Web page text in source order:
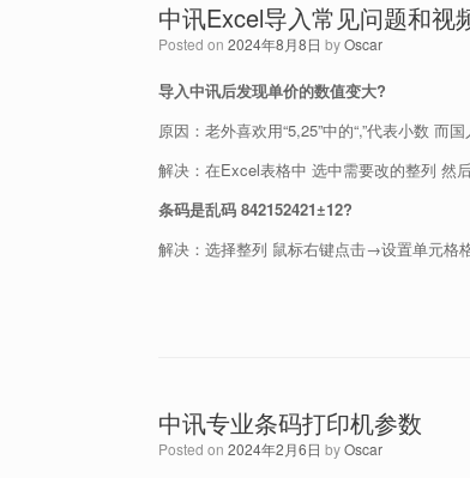
中讯Excel导入常见问题和视
Posted on 2024年8月8日 byOscar
导入中讯后发现单价的数值变大?
原因：老外喜欢用“5,25”中的“,”代表小数 而
解决：在Excel表格中 选中需要改的整列 然
条码是乱码 842152421±12?
解决：选择整列 鼠标右键点击→设置单元
中讯专业条码打印机参数
Posted on 2024年2月6日 byOscar